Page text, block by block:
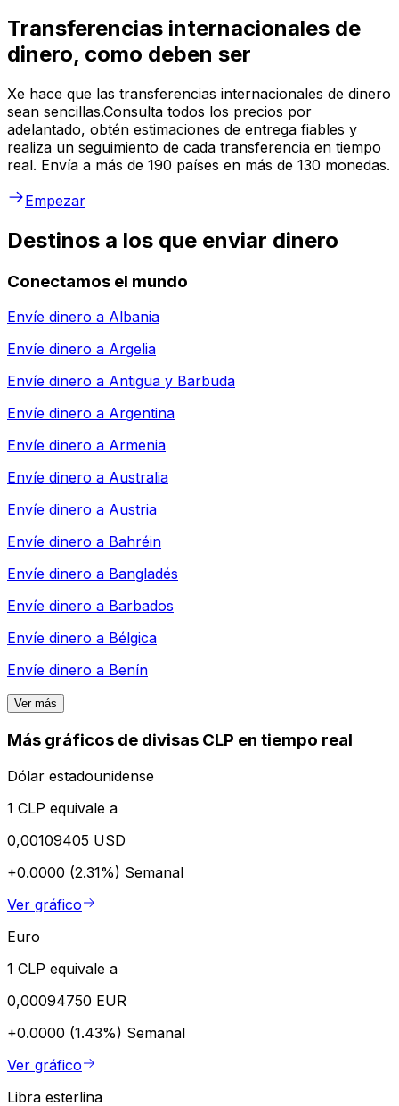
Transferencias internacionales de
dinero, como deben ser
Xe hace que las transferencias internacionales de dinero
sean sencillas.Consulta todos los precios por
adelantado, obtén estimaciones de entrega fiables y
realiza un seguimiento de cada transferencia en tiempo
real. Envía a más de 190 países en más de 130 monedas.
Empezar
Destinos a los que enviar dinero
Conectamos el mundo
Envíe dinero a Albania
Envíe dinero a Argelia
Envíe dinero a Antigua y Barbuda
Envíe dinero a Argentina
Envíe dinero a Armenia
Envíe dinero a Australia
Envíe dinero a Austria
Envíe dinero a Bahréin
Envíe dinero a Bangladés
Envíe dinero a Barbados
Envíe dinero a Bélgica
Envíe dinero a Benín
Ver más
Más gráficos de divisas CLP en tiempo real
Dólar estadounidense
1 CLP equivale a
0,00109405 USD
+0.0000 (2.31%) Semanal
Ver gráfico
Euro
1 CLP equivale a
0,00094750 EUR
+0.0000 (1.43%) Semanal
Ver gráfico
Libra esterlina